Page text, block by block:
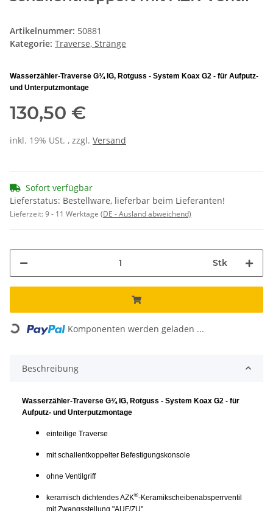
Artikelnummer: 50881
Kategorie: Traverse, Stränge
Wasserzähler-Traverse G¾ IG, Rotguss - System Koax G2 - für Aufputz-
und Unterputzmontage
130,50 €
inkl. 19% USt. , zzgl. Versand
Sofort verfügbar
Lieferstatus: Bestellware, lieferbar beim Lieferanten!
Lieferzeit:9 - 11 Werktage (DE - Ausland abweichend)
Stk
Loading... Komponenten werden geladen ...
Beschreibung
Wasserzähler-Traverse G¾ IG, Rotguss - System Koax G2 - für
Aufputz- und Unterputzmontage
einteilige Traverse
mit schallentkoppelter Befestigungskonsole
ohne Ventilgriff
keramisch dichtendes AZK®-Keramikscheibenabsperrventil
mit Zwangsstellung "AUF/ZU"